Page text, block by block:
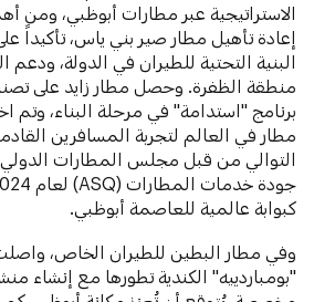
الاستراتيجية عبر مطارات أبوظبي، ومن
إعادة تأهيل مطار صير بني ياس، تأكيداً
البنية التحتية للطيران في الدولة، ودعم
منطقة الظفرة. وحصل مطار زايد على
برنامج "استدامة" في مرحلة البناء، وتم
مطار في العالم لتجربة المسافرين
كبوابة عالمية للعاصمة أبوظبي.
وفي مطار البطين للطيران الخاص،
"بومباردييه" الكندية تطورها مع إنشاء